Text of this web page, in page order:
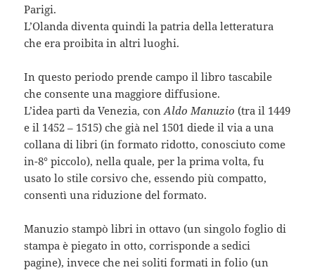
Parigi.
L’Olanda diventa quindi la patria della letteratura
che era proibita in altri luoghi.
In questo periodo prende campo il libro tascabile
che consente una maggiore diffusione.
L’idea partì da Venezia, conAldo Manuzio (tra il 1449
e il 1452 – 1515) che già nel 1501 diede il via a una
collana di libri (in formato ridotto, conosciuto come
in-8° piccolo), nella quale, per la prima volta, fu
usato lo stile corsivo che, essendo più compatto,
consentì una riduzione del formato.
Manuzio stampò libri in ottavo (un singolo foglio di
stampa è piegato in otto, corrisponde a sedici
pagine), invece che nei soliti formati in folio (un